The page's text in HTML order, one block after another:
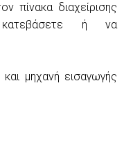
πίνακα διαχείρισης
ή να
μηχανή εισαγωγής